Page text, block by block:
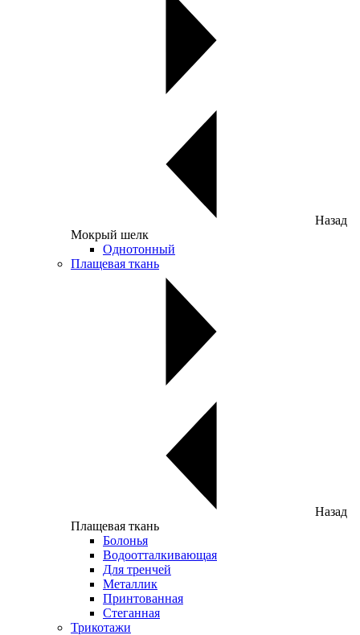
Назад
Мокрый шелк
Однотонный
Плащевая ткань
Назад
Плащевая ткань
Болонья
Водоотталкивающая
Для тренчей
Металлик
Принтованная
Стеганная
Трикотажи